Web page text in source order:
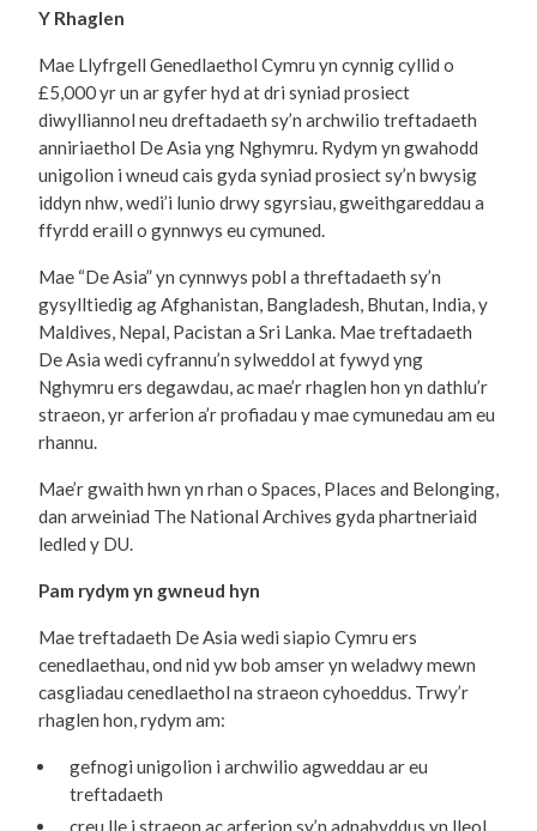
Y Rhaglen
Mae Llyfrgell Genedlaethol Cymru yn cynnig cyllid o
£5,000 yr un ar gyfer hyd at dri syniad prosiect
diwylliannol neu dreftadaeth sy’n archwilio treftadaeth
anniriaethol De Asia yng Nghymru. Rydym yn gwahodd
unigolion i wneud cais gyda syniad prosiect sy’n bwysig
iddyn nhw, wedi’i lunio drwy sgyrsiau, gweithgareddau a
ffyrdd eraill o gynnwys eu cymuned.
Mae “De Asia” yn cynnwys pobl a threftadaeth sy’n
gysylltiedig ag Afghanistan, Bangladesh, Bhutan, India, y
Maldives, Nepal, Pacistan a Sri Lanka. Mae treftadaeth
De Asia wedi cyfrannu’n sylweddol at fywyd yng
Nghymru ers degawdau, ac mae’r rhaglen hon yn dathlu’r
straeon, yr arferion a’r profiadau y mae cymunedau am eu
rhannu.
Mae’r gwaith hwn yn rhan o Spaces, Places and Belonging,
dan arweiniad The National Archives gyda phartneriaid
ledled y DU.
Pam rydym yn gwneud hyn
Mae treftadaeth De Asia wedi siapio Cymru ers
cenedlaethau, ond nid yw bob amser yn weladwy mewn
casgliadau cenedlaethol na straeon cyhoeddus. Trwy’r
rhaglen hon, rydym am:
gefnogi unigolion i archwilio agweddau ar eu
treftadaeth
creu lle i straeon ac arferion sy’n adnabyddus yn lleol